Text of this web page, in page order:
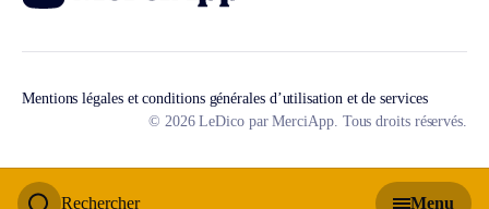
Rechercher Menu
Mentions légales et conditions générales d’utilisation et de services
© 2026 LeDico par MerciApp. Tous droits réservés.